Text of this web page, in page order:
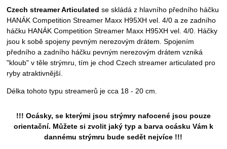
Czech streamer Articulated se skládá z hlavního předního háčku
HANÁK Competition Streamer Maxx H95XH vel. 4/0 a ze zadního
háčku HANÁK Competition Streamer Maxx H95XH vel. 4/0. Háčky
jsou k sobě spojeny pevným nerezovým drátem. Spojením
předního a zadního háčku pevným nerezovým drátem vzniká
"kloub" v těle strýmru, tím je chod Czech streamer articulated pro
ryby atraktivnější.
Délka tohoto typu streamerů je cca 18 - 20 cm.
!!! Ocásky, se kterými jsou strýmry nafocené jsou pouze
orientační. Můžete si zvolit jaký typ a barva ocásku Vám k
dannému strýmru bude sedět nejvíce !!!